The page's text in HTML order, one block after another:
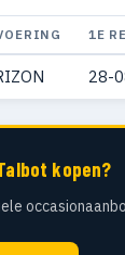
1E
28-
kopen?